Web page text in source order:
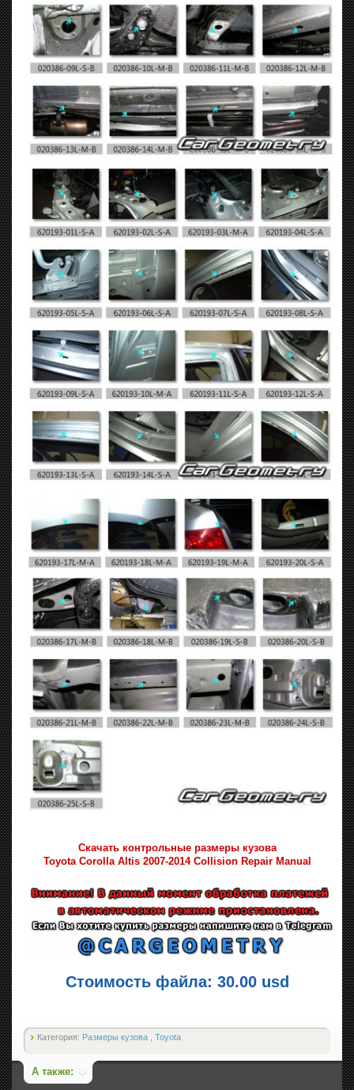
Скачать контрольные размеры кузова
Toyota Corolla Altis 2007-2014 Collision Repair Manual
Стоимость файла: 30.00 usd
Категория: Размеры кузова Toyota
А также: